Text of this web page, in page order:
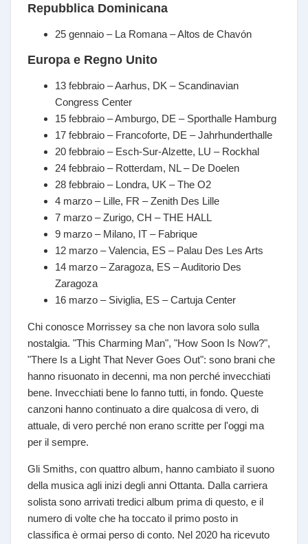
Repubblica Dominicana
25 gennaio – La Romana – Altos de Chavón
Europa e Regno Unito
13 febbraio – Aarhus, DK – Scandinavian
Congress Center
15 febbraio – Amburgo, DE – Sporthalle Hamburg
17 febbraio – Francoforte, DE – Jahrhunderthalle
20 febbraio – Esch-Sur-Alzette, LU – Rockhal
24 febbraio – Rotterdam, NL – De Doelen
28 febbraio – Londra, UK – The O2
4 marzo – Lille, FR – Zenith Des Lille
7 marzo – Zurigo, CH – THE HALL
9 marzo – Milano, IT – Fabrique
12 marzo – Valencia, ES – Palau Des Les Arts
14 marzo – Zaragoza, ES – Auditorio Des
Zaragoza
16 marzo – Siviglia, ES – Cartuja Center
Chi conosce Morrissey sa che non lavora solo sulla
nostalgia. "This Charming Man", "How Soon Is Now?",
"There Is a Light That Never Goes Out": sono brani che
hanno risuonato in decenni, ma non perché invecchiati
bene. Invecchiati bene lo fanno tutti, in fondo. Queste
canzoni hanno continuato a dire qualcosa di vero, di
attuale, di vero perché non erano scritte per l'oggi ma
per il sempre.
Gli Smiths, con quattro album, hanno cambiato il suono
della musica agli inizi degli anni Ottanta. Dalla carriera
solista sono arrivati tredici album prima di questo, e il
numero di volte che ha toccato il primo posto in
classifica è ormai perso di conto. Nel 2020 ha ricevuto